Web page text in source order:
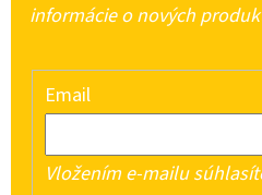
informácie o nových
Email
Vložením e-mailu